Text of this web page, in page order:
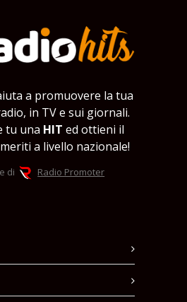
a promuovere la tua
in TV e sui giornali.
tu una HIT ed ottieni il
a livello nazionale!
di Radio Promoter